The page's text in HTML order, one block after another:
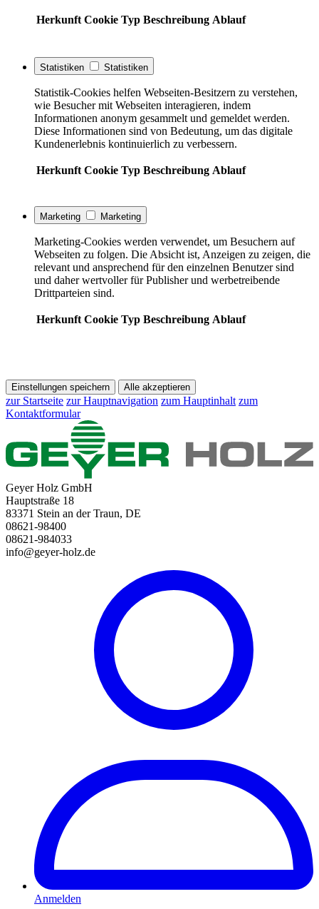
Herkunft Cookie Typ Beschreibung Ablauf
Statistiken Statistiken
Statistik-Cookies helfen Webseiten-Besitzern zu verstehen,
wie Besucher mit Webseiten interagieren, indem
Informationen anonym gesammelt und gemeldet werden.
Diese Informationen sind von Bedeutung, um das digitale
Kundenerlebnis kontinuierlich zu verbessern.
Herkunft Cookie Typ Beschreibung Ablauf
Marketing Marketing
Marketing-Cookies werden verwendet, um Besuchern auf
Webseiten zu folgen. Die Absicht ist, Anzeigen zu zeigen, die
relevant und ansprechend für den einzelnen Benutzer sind
und daher wertvoller für Publisher und werbetreibende
Drittparteien sind.
Herkunft Cookie Typ Beschreibung Ablauf
Einstellungen speichern Alle akzeptieren
zur Startseite zur Hauptnavigation zum Hauptinhalt zum
Kontaktformular
Geyer Holz GmbH
Hauptstraße 18
83371 Stein an der Traun, DE
08621-98400
08621-984033
info@geyer-holz.de
Anmelden